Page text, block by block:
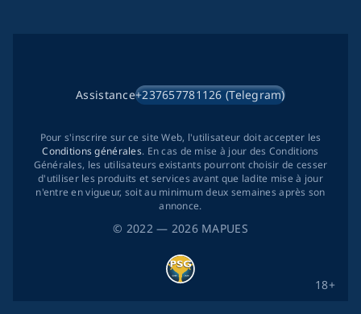
© 2022— 2026 MAPUES
Assistance+237657781126 (Telegram)
18+
Pour s'inscrire sur ce site Web, l'utilisateur doit accepter les
Conditions générales. En cas de mise à jour des Conditions
Générales, les utilisateurs existants pourront choisir de cesser
d'utiliser les produits et services avant que ladite mise à jour
n'entre en vigueur, soit au minimum deux semaines après son
annonce.